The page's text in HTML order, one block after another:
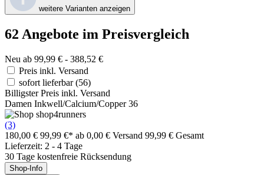
weitere Varianten anzeigen
62 Angebote im Preisvergleich
Neu ab 99,99 € - 388,52 €
Preis inkl. Versand
sofort lieferbar(56)
Billigster Preis inkl. Versand
Damen Inkwell/Calcium/Copper 36
(3)
180,00 € 99,99 €* ab 0,00 € Versand 99,99 € Gesamt
Lieferzeit: 2 - 4 Tage
30 Tage kostenfreie Rücksendung
Shop-Info